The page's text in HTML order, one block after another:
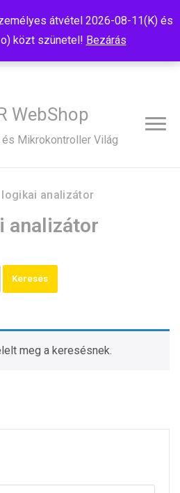
átvétel 2026-08-11(K) és
közt szünetel! Bezárás
WebShop
és Mikrokontroller Világ
logikai analizátor
analizátor
Keresés
meg a keresésnek.